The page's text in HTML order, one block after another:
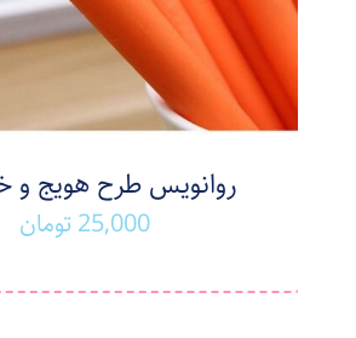
روانویس طرح هویج و
25,000تومان